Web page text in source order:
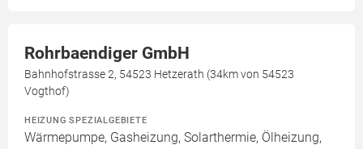
Rohrbaendiger GmbH
Bahnhofstrasse 2, 54523 Hetzerath (34km von 54523
Vogthof)
HEIZUNG SPEZIALGEBIETE
Wärmepumpe, Gasheizung, Solarthermie, Ölheizung,